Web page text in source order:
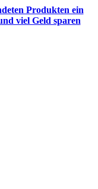
Produkten ein
viel Geld sparen